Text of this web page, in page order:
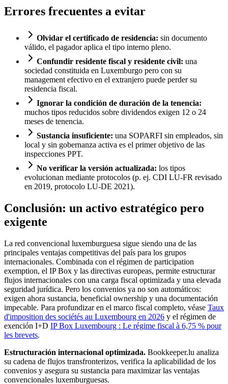
Errores frecuentes a evitar
Olvidar el certificado de residencia: sin documento
válido, el pagador aplica el tipo interno pleno.
Confundir residente fiscal y residente civil: una
sociedad constituida en Luxemburgo pero con su
management efectivo en el extranjero puede perder su
residencia fiscal.
Ignorar la condición de duración de la tenencia:
muchos tipos reducidos sobre dividendos exigen 12 o 24
meses de tenencia.
Sustancia insuficiente: una SOPARFI sin empleados, sin
local y sin gobernanza activa es el primer objetivo de las
inspecciones PPT.
No verificar la versión actualizada: los tipos
evolucionan mediante protocolos (p. ej. CDI LU-FR revisado
en 2019, protocolo LU-DE 2021).
Conclusión: un activo estratégico pero
exigente
La red convencional luxemburguesa sigue siendo una de las
principales ventajas competitivas del país para los grupos
internacionales. Combinada con el régimen de participation
exemption, el IP Box y las directivas europeas, permite estructurar
flujos internacionales con una carga fiscal optimizada y una elevada
seguridad jurídica. Pero los convenios ya no son automáticos:
exigen ahora sustancia, beneficial ownership y una documentación
impecable. Para profundizar en el marco fiscal completo, véase Taux
d'imposition des sociétés au Luxembourg en 2026 y el régimen de
exención I+D IP Box Luxembourg : Le régime fiscal à 6,75 % pour
les brevets.
Estructuración internacional optimizada. Bookkeeper.lu analiza
su cadena de flujos transfronterizos, verifica la aplicabilidad de los
convenios y asegura su sustancia para maximizar las ventajas
convencionales luxemburguesas.